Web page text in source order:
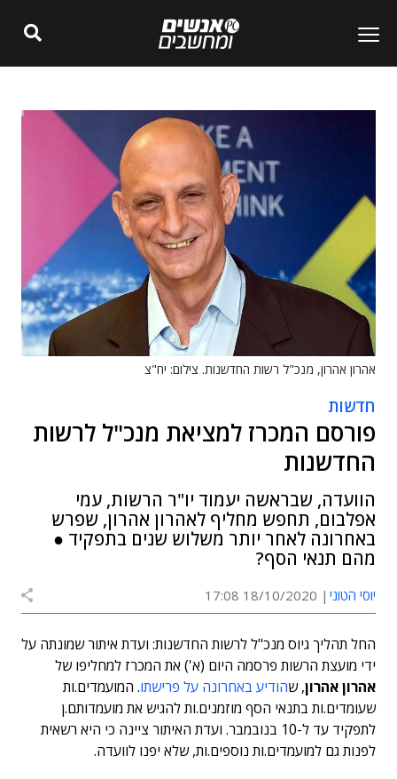
אהרון אהרון, מנכ"ל רשות החדשנות. צילום: יח"צ
חדשות
פורסם המכרז למציאת מנכ"ל לרשות
החדשנות
הוועדה, שבראשה יעמוד יו"ר הרשות, עמי
אפלבום, תחפש מחליף לאהרון אהרון, שפרש
באחרונה לאחר יותר משלוש שנים בתפקיד ●
מהם תנאי הסף?
יוסי הטוני 18/10/2020 17:08
החל תהליך גיוס מנכ"ל לרשות החדשנות: ועדת איתור שמונתה על
ידי מועצת הרשות פרסמה היום (א') את המכרז למחליפו של
אהרון אהרון, שהודיע באחרונה על פרישתו. המועמדים.ות
שעומדים.ות בתנאי הסף מוזמנים.ות להגיש את מועמדותם.ן
לתפקיד עד ל-10 בנובמבר. ועדת האיתור ציינה כי היא רשאית
לפנות גם למועמדים.ות נוספים.ות, שלא יפנו לוועדה.